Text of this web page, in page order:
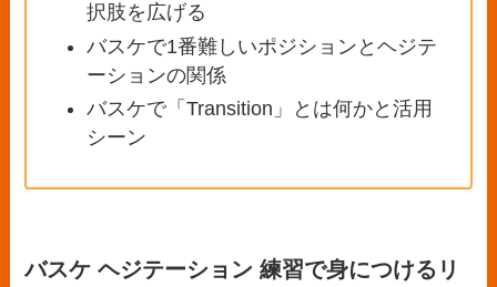
択肢を広げる
バスケで1番難しいポジションとヘジテ
ーションの関係
バスケで「Transition」とは何かと活用
シーン
バスケ ヘジテーション 練習で身につけるリ